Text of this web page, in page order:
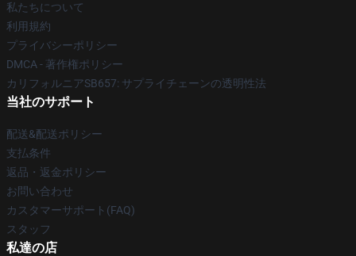
私たちについて
利用規約
プライバシーポリシー
DMCA - 著作権ポリシー
カリフォルニアSB657: サプライチェーンの透明性法
当社のサポート
配送&配送ポリシー
支払条件
返品・返金ポリシー
お問い合わせ
カスタマーサポート(FAQ)
スタッフ
私達の店